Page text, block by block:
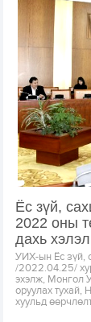
Ёс зүй,
2022 оны
дахь
УИХ-ын Ёс зүй,
/2022.04.25/
эхэлж, Монгол
оруулах тухай,
хуульд